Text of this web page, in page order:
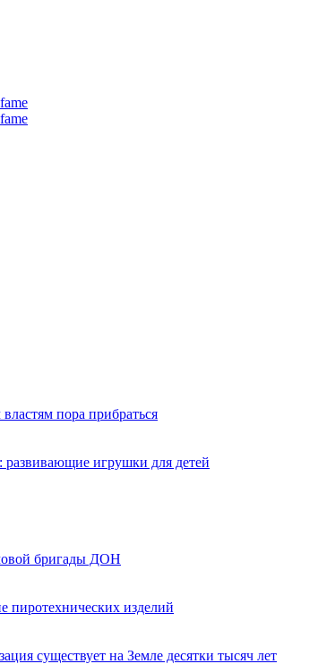
пора прибраться
развивающие игрушки для детей
бригады ДОН
пиротехнических изделий
существует на Земле десятки тысяч лет